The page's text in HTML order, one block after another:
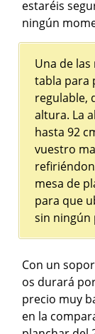
estaréis
ningún
Una de
tabla para
regulable,
altura. La
hasta 92
vuestro
mesa de
para que
sin ningún
Con un
os durará
precio muy
en la